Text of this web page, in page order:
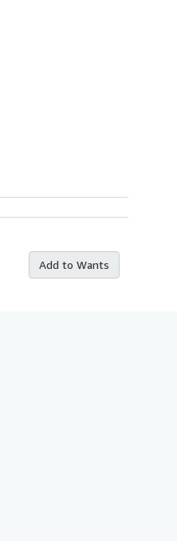
Add to Wants